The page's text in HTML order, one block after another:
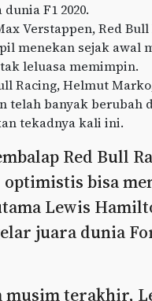
F1 2020.
Verstappen, Red Bull
menekan sejak awal
leluasa memimpin.
Racing, Helmut
telah banyak berubah
tekadnya kali ini.
Red Bull
optimistis bisa
Lewis
juara dunia
musim terakhir,